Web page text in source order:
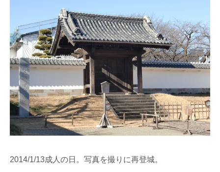
2014/1/13成人の日。写真を撮りに再登城。